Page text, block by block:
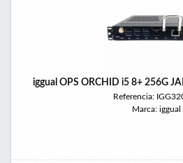
iggual OPS ORCHID i5 8+ 256G
Referencia:
Marca: iggual